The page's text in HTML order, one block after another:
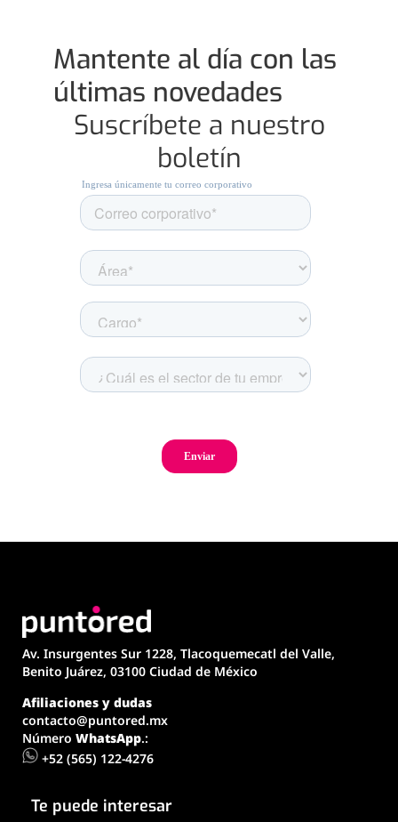
Mantente al día con las
últimas novedades
Suscríbete a nuestro
boletín
Av. Insurgentes Sur 1228, Tlacoquemecatl del Valle,
Benito Juárez, 03100 Ciudad de México
Afiliaciones y dudas
contacto@puntored.mx
Número WhatsApp.:
+52 (565) 122-4276
Te puede interesar